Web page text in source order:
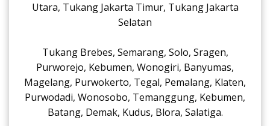
Utara, Tukang Jakarta Timur, Tukang Jakarta
Selatan
Tukang Brebes, Semarang, Solo, Sragen,
Purworejo, Kebumen, Wonogiri, Banyumas,
Magelang, Purwokerto, Tegal, Pemalang, Klaten,
Purwodadi, Wonosobo, Temanggung, Kebumen,
Batang, Demak, Kudus, Blora, Salatiga.